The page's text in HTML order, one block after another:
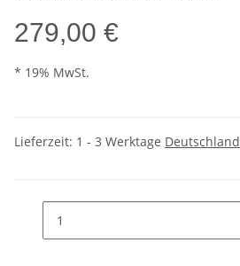
279,00 €
* 19% MwSt.
Lieferzeit: 1 - 3 Werktage Deutschland